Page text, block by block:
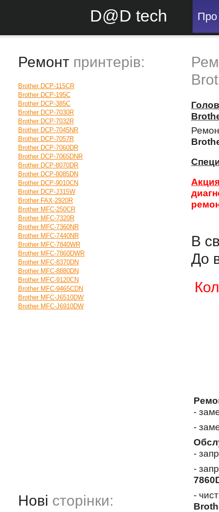
D@D tech Про
Ремонт принтерів:
Brother DCP-115CR
Brother DCP-195C
Brother DCP-385C
Brother DCP-7030R
Brother DCP-7032R
Brother DCP-7045NR
Brother DCP-7057R
Brother DCP-7060DR
Brother DCP-7065DNR
Brother DCP-8070DR
Brother DCP-8085DN
Brother DCP-9010CN
Brother DCP-J315W
Brother FAX-2920R
Brother MFC-250CR
Brother MFC-7320R
Brother MFC-7360NR
Brother MFC-7440NR
Brother MFC-7840WR
Brother MFC-7860DWR
Brother MFC-8370DN
Brother MFC-8880DN
Brother MFC-9120CN
Brother MFC-9465CDN
Brother MFC-J6510DW
Brother MFC-J6910DW
Нові сторінки:
В
До
-
-
-
-
-